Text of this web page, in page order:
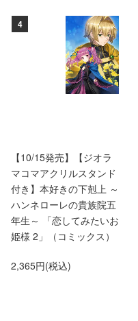
4
【10/15発売】【ジオラ
マコマアクリルスタンド
付き】本好きの下剋上 ～
ハンネローレの貴族院五
年生～ 「恋してみたいお
姫様 2」（コミックス）
2,365円(税込)